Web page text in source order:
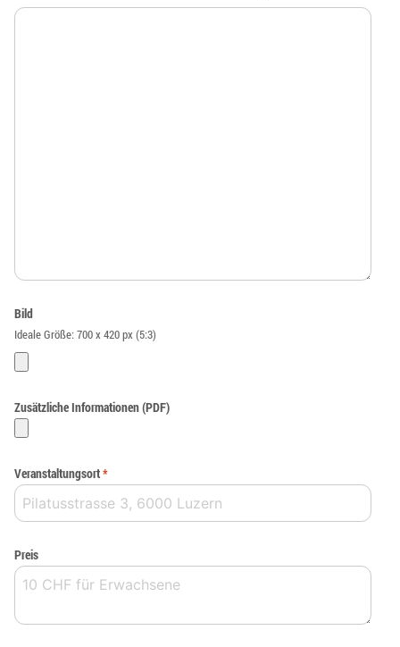
Bild
Ideale Größe: 700 x 420 px (5:3)
Zusätzliche Informationen (PDF)
Veranstaltungsort*
Preis